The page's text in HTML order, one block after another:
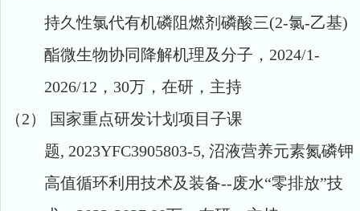
持久性氯代有机磷阻燃剂磷酸三(2-氯-乙基)
酯微生物协同降解机理及分子， 2024/1-
2026/12，30万，在研，主持
（2）
国家重点研发计划项目子课
题, 2023YFC3905803-5, 沼液营养元素氮磷钾
高值循环利用技术及装备--废水“零排放”技